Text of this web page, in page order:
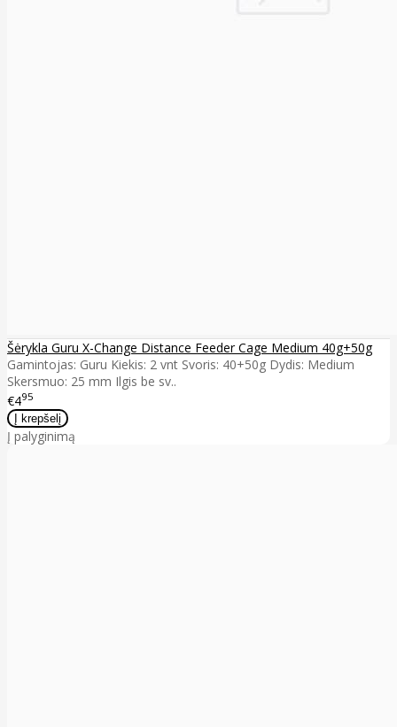
Šėrykla Guru X-Change Distance Feeder Cage Medium 40g+50g
Gamintojas: Guru Kiekis: 2 vnt Svoris: 40+50g Dydis: Medium
Skersmuo: 25 mm Ilgis be sv..
€495
Į palyginimą